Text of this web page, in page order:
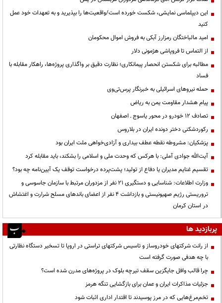
این دیپلماسی نمایشی، شکست خورده است/واقعیت‌ها را بپذیرید و به تعهدات خود عمل
کنید
امید مالباختگان رمزارز آبکی به فروش اموال محکومان
از التماس تا فروپاشی هژمونی دلار
مطالبه برای شکستن انحصار پیمانکاری؛ نظارت دقیق بر واگذاری پروژه‌ها، راهکار مقابله با
فساد
حمله نیروهای اسرائیلی به خبرنگار پرس‌تی‌وی
پیام هشدار مقاومت یمن به ریاض
تصادف ۱۲ خودرو در محور یاسوج ـ اصفهان
رکوردشکنی دختر دونده ایران در بلاروس
پزشکیان: مشروطه نقطه عطف بیداری و آزادی‌خواهی ملت ایران بود
آیت‌الله جوادی آملی: با هرکس که وحدت ملی و اسلامی را بشکند، باید مقابله کرد
تقسیم غنایم مدیران یا دفاع از تولید؛ پشت‌پرده درخواست توقف یک آیین‌نامه چه بود؟
وزارت اطلاعات: شناسایی و دستگیری ۲۱ نفر از مزدوران مرتبط با سازمان جاسوسی و
تروریستی رژیم صهیونیستی و بازداشت ۴ نفر از اعضای باندهای مسلح شرارت و اغتشاش
در استان کرمان
پربازدید ها
از رانت‌ شرکتهای خودروساز و تاسیس شرکتهای تراستی در اروپا تا تسخیر دستگاه نظارتی
با چه هدفی صورت گرفته است
چرا قالب وافل جایگزین سقف تیرچه بلوک در پروژه‌های مدرن شده است؟
جزئیات مذاکرات ایران و عمان برای بازگشایی تنگه هرمز
تخم‌مرغ‌هایی که در مرز پوسیدند تا اقتدار اداری اثبات شود